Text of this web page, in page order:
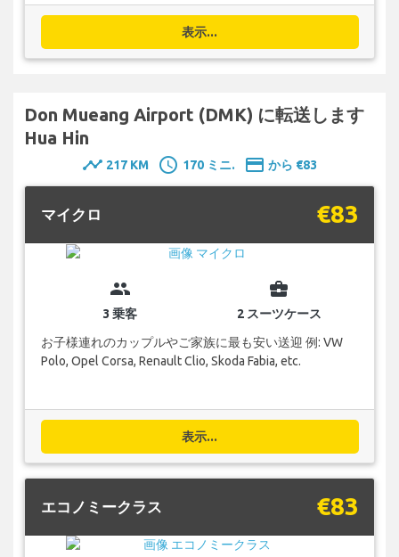
表示...
Don Mueang Airport (DMK) に転送します
Hua Hin
timeline 217 KM schedule 170 ミニ. payment から €83
マイクロ €83
group
3 乗客
business_center
2 スーツケース
お子様連れのカップルやご家族に最も安い送迎 例: VW
Polo, Opel Corsa, Renault Clio, Skoda Fabia, etc.
表示...
エコノミークラス €83